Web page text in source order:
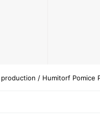
/ Humitorf Pomice